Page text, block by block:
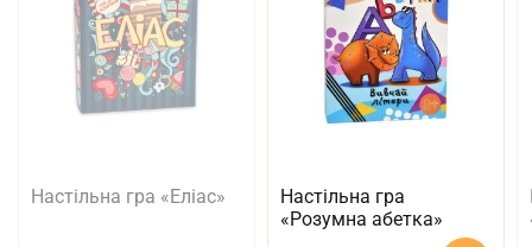
Настільна гра «Еліас»
Настільна гра
«Розумна абетка»